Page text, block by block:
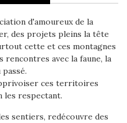
d'amoureux de la
des projets pleins la tête
cette et ces montagnes
rencontres avec la faune, la
ces territoires
les respectant.
sentiers, redécouvre des